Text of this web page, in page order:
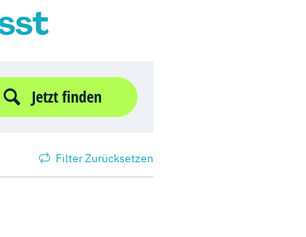
Jetzt finden
Filter Zurücksetzen